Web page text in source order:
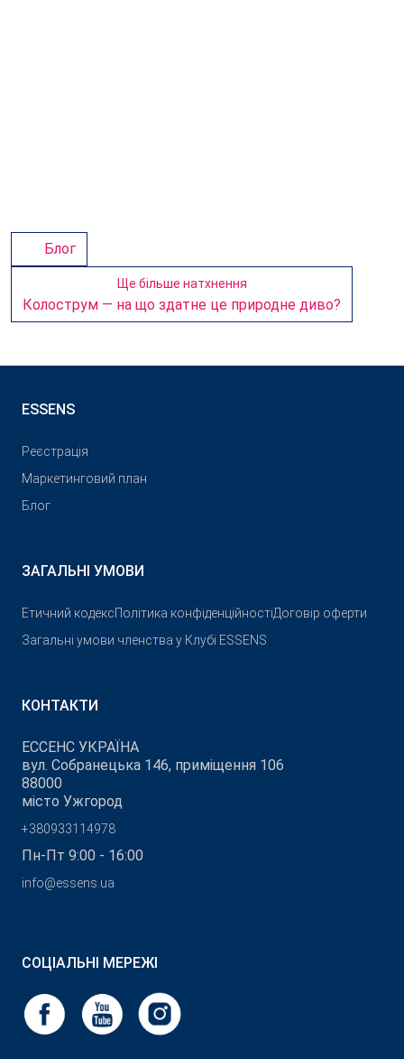
Блог
Ще більше натхнення
Колострум — на що здатне це природне диво?
ESSENS
Реєстрація
Маркетинговий план
Блог
ЗАГАЛЬНІ УМОВИ
Етичний кодексПолітика конфіденційностіДоговір оферти
Загальні умови членства у Клубі ESSENS
КОНТАКТИ
ЕССЕНС УКРАЇНА
вул. Собранецька 146, приміщення 106
88000
місто Ужгород
+380933114978
Пн-Пт 9:00 - 16:00
info@essens.ua
СОЦІАЛЬНІ МЕРЕЖІ